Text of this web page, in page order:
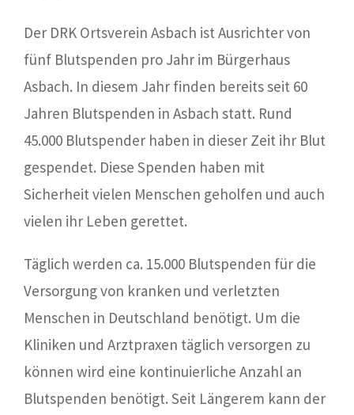
Der DRK Ortsverein Asbach ist Ausrichter von
fünf Blutspenden pro Jahr im Bürgerhaus
Asbach. In diesem Jahr finden bereits seit 60
Jahren Blutspenden in Asbach statt. Rund
45.000 Blutspender haben in dieser Zeit ihr Blut
gespendet. Diese Spenden haben mit
Sicherheit vielen Menschen geholfen und auch
vielen ihr Leben gerettet.
Täglich werden ca. 15.000 Blutspenden für die
Versorgung von kranken und verletzten
Menschen in Deutschland benötigt. Um die
Kliniken und Arztpraxen täglich versorgen zu
können wird eine kontinuierliche Anzahl an
Blutspenden benötigt. Seit Längerem kann der